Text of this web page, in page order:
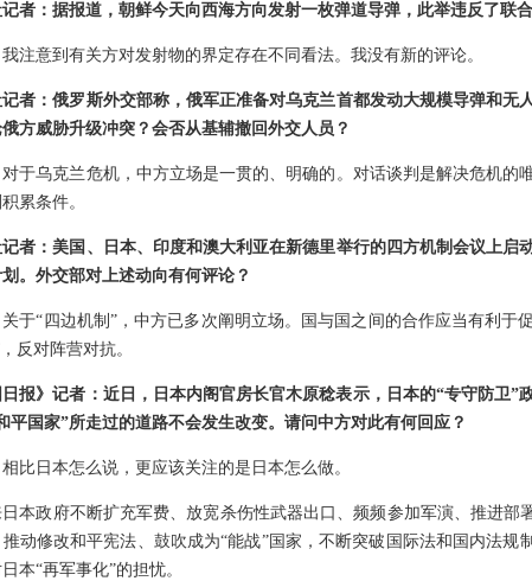
者：据报道，朝鲜今天向西海方向发射一枚弹道导弹，此举违反了联
注意到有关方对发射物的界定存在不同看法。我没有新的评论。
者：俄罗斯外交部称，俄军正准备对乌克兰首都发动大规模导弹和
方威胁升级冲突？会否从基辅撤回外交人员？
于乌克兰危机，中方立场是一贯的、明确的。对话谈判是解决危机
累条件。
者：美国、日本、印度和澳大利亚在新德里举行的四方机制会议上
。外交部对上述动向有何评论？
于“四边机制”，中方已多次阐明立场。国与国之间的合作应当有利
反对阵营对抗。
日报》记者：近日，日本内阁官房长官木原稔表示，日本的“专守防卫
平国家”所走过的道路不会发生改变。请问中方对此有何回应？
比日本怎么说，更应该关注的是日本怎么做。
本政府不断扩充军费、放宽杀伤性武器出口、频频参加军演、推进部
动修改和平宪法、鼓吹成为“能战”国家，不断突破国际法和国内法
本“再军事化”的担忧。